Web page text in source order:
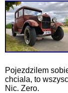
Pojezdzilem
chciala, to
Nic. Zero.